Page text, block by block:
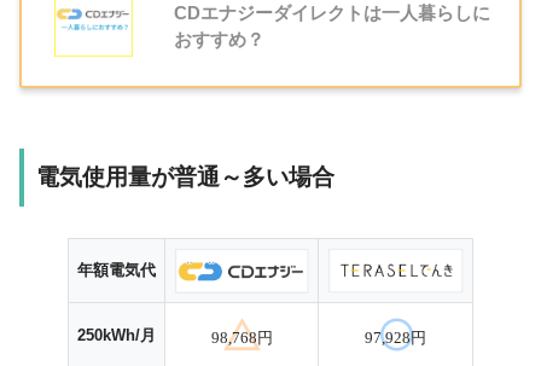
CDエナジーダイレクトは一人暮らしに
おすすめ？
電気使用量が普通～多い場合
年額電気代
250kWh/月 98,768円 97,928円